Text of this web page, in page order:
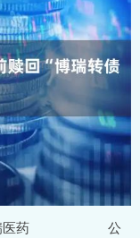
博瑞医药 公